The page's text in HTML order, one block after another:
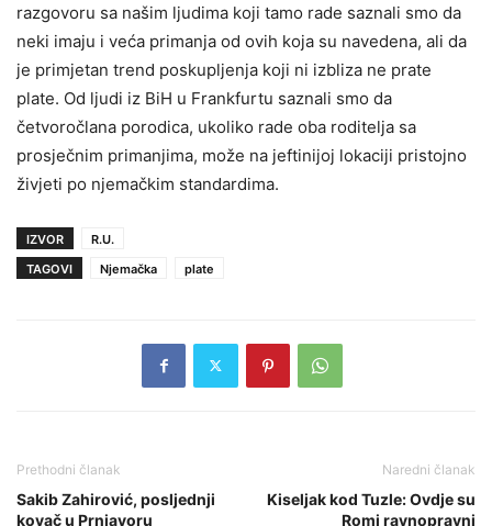
razgovoru sa našim ljudima koji tamo rade saznali smo da
neki imaju i veća primanja od ovih koja su navedena, ali da
je primjetan trend poskupljenja koji ni izbliza ne prate
plate. Od ljudi iz BiH u Frankfurtu saznali smo da
četvoročlana porodica, ukoliko rade oba roditelja sa
prosječnim primanjima, može na jeftinijoj lokaciji pristojno
živjeti po njemačkim standardima.
IZVOR
R.U.
TAGOVI
Njemačka plate
Prethodni članak
Sakib Zahirović, posljednji
kovač u Prnjavoru
Naredni članak
Kiseljak kod Tuzle: Ovdje su
Romi ravnopravni